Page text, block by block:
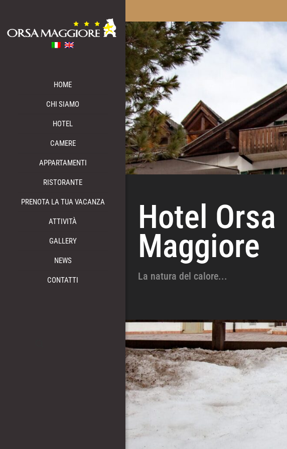
HOME
CHI SIAMO
HOTEL
CAMERE
APPARTAMENTI
RISTORANTE
PRENOTA LA TUA VACANZA
ATTIVITÀ
GALLERY
NEWS
CONTATTI
Hotel Orsa
Maggiore
La natura del calore...